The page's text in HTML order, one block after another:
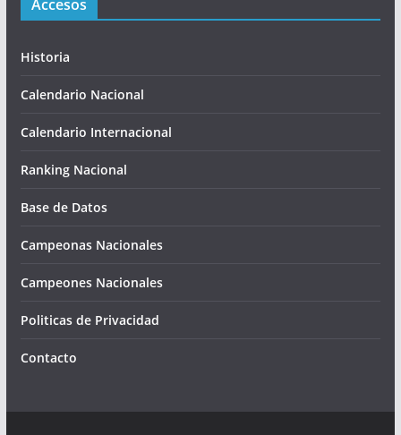
Accesos
Historia
Calendario Nacional
Calendario Internacional
Ranking Nacional
Base de Datos
Campeonas Nacionales
Campeones Nacionales
Politicas de Privacidad
Contacto